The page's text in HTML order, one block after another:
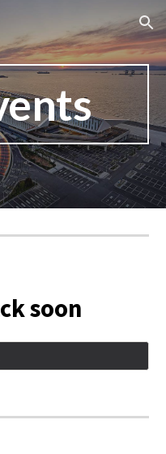
Skip to navigation
soon